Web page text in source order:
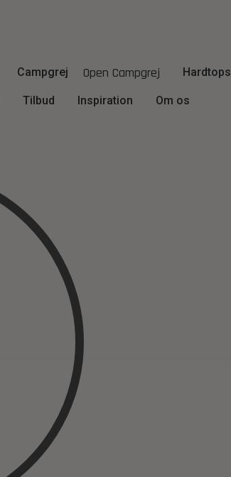
Campgrej Open Campgrej Hardtops
Tilbud Inspiration Om os